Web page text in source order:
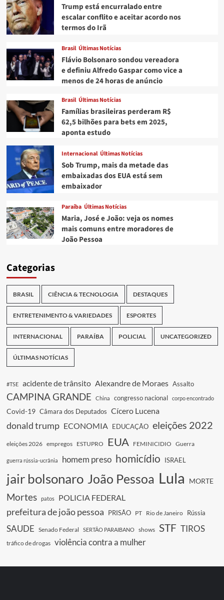
Trump está encurralado entre
escalar conflito e aceitar acordo nos
termos do Irã
Brasil Últimas Notícias
Flávio Bolsonaro sondou vereadora
e definiu Alfredo Gaspar como vice a
menos de 24 horas de anúncio
Brasil Últimas Notícias
Famílias brasileiras perderam R$
62,5 bilhões para bets em 2025,
aponta estudo
Internacional Últimas Notícias
Sob Trump, mais da metade das
embaixadas dos EUA está sem
embaixador
Paraíba Últimas Notícias
Maria, José e João: veja os nomes
mais comuns entre moradores de
João Pessoa
Categorias
BRASIL CIÊNCIA & TECNOLOGIA DESTAQUES
ENTRETENIMENTO & VARIEDADES ESPORTES
INTERNACIONAL PARAÍBA POLICIAL UNCATEGORIZED
ÚLTIMAS NOTÍCIAS
#TSE acidente de trânsito Alexandre de Moraes Assalto
CAMPINA GRANDE China congresso nacional corpo encontrado
Covid-19 Câmara dos Deputados Cícero Lucena
donald trump ECONOMIA EDUCAÇÃO eleições 2022
eleições 2026 empregos ESTUPRO EUA FEMINICIDIO Guerra
guerra rússia-ucrânia homem preso homicídio ISRAEL
jair bolsonaro João Pessoa Lula MORTE
Mortes patos POLICIA FEDERAL
prefeitura de joão pessoa PRISÃO PT Rio de Janeiro Rússia
SAUDE Senado Federal SERTÃO PARAIBANO shows STF TIROS
tráfico de drogas violência contra a mulher